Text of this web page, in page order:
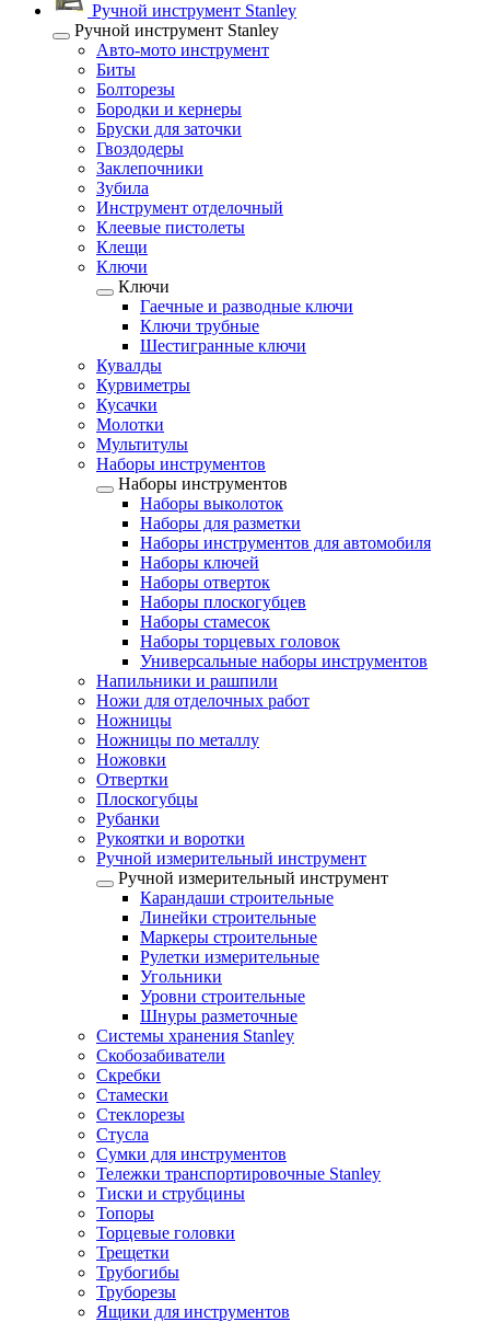
Ручной инструмент Stanley
Ручной инструмент Stanley
Авто-мото инструмент
Биты
Болторезы
Бородки и кернеры
Бруски для заточки
Гвоздодеры
Заклепочники
Зубила
Инструмент отделочный
Клеевые пистолеты
Клещи
Ключи
Ключи
Гаечные и разводные ключи
Ключи трубные
Шестигранные ключи
Кувалды
Курвиметры
Кусачки
Молотки
Мультитулы
Наборы инструментов
Наборы инструментов
Наборы выколоток
Наборы для разметки
Наборы инструментов для автомобиля
Наборы ключей
Наборы отверток
Наборы плоскогубцев
Наборы стамесок
Наборы торцевых головок
Универсальные наборы инструментов
Напильники и рашпили
Ножи для отделочных работ
Ножницы
Ножницы по металлу
Ножовки
Отвертки
Плоскогубцы
Рубанки
Рукоятки и воротки
Ручной измерительный инструмент
Ручной измерительный инструмент
Карандаши строительные
Линейки строительные
Маркеры строительные
Рулетки измерительные
Угольники
Уровни строительные
Шнуры разметочные
Системы хранения Stanley
Скобозабиватели
Скребки
Стамески
Стеклорезы
Стусла
Сумки для инструментов
Тележки транспортировочные Stanley
Тиски и струбцины
Топоры
Торцевые головки
Трещетки
Трубогибы
Труборезы
Ящики для инструментов